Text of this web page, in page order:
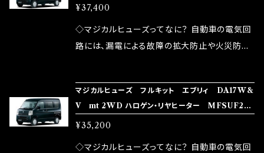
品化を果たしております。
果・接触抵抗低減効果により、このような効果を
発揮します。 ・アクセルレスポンスの向上 ・アイ
ドリング安定化（静粛性UP） ・ターボ車のターボ
など、これらの効果は、タウンユースだけでなく、
モータースポーツシーンでの実証実験の上、 製
品化を果たしております。
ます。 1.溶接回路であるため、配線と比較し抵抗
が大きい。 2.金属部分が露出している為、空気
中に漏電してしまう。 3.金属プレートが接触する
ズが、マジカルヒューズになります。 ◇マジカル
ヒューズの効果 マジカルヒューズは放電防止効
果・接触抵抗低減効果により、このような効果を
発揮します。 ・アクセルレスポンスの向上 ・アイ
¥37,400
◇マジカルヒューズってなに？ 自動車の電気回
路には、漏電による故障の拡大防止や火災防止
路として、各回路への電力供給を行っています。
しかし、ヒューズには拭い去れない欠点があり
ます。 1.溶接回路であるため、配線と比較し抵抗
が大きい。 2.金属部分が露出している為、空気
マジカルヒューズ フルキット エブリィ DA17W&
V mt 2WD ハロゲン・リヤヒーター MFSUF241
32個
¥35,200
◇マジカルヒューズってなに？ 自動車の電気回